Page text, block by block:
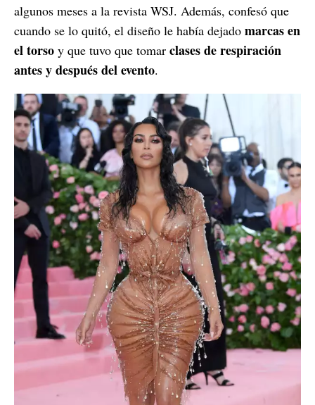
algunos meses a la revista WSJ. Además, confesó que
cuando se lo quitó, el diseño le había dejado marcas en
el torso y que tuvo que tomar clases de respiración
antes y después del evento.